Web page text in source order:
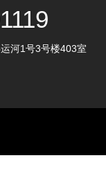
河1号3号楼403室